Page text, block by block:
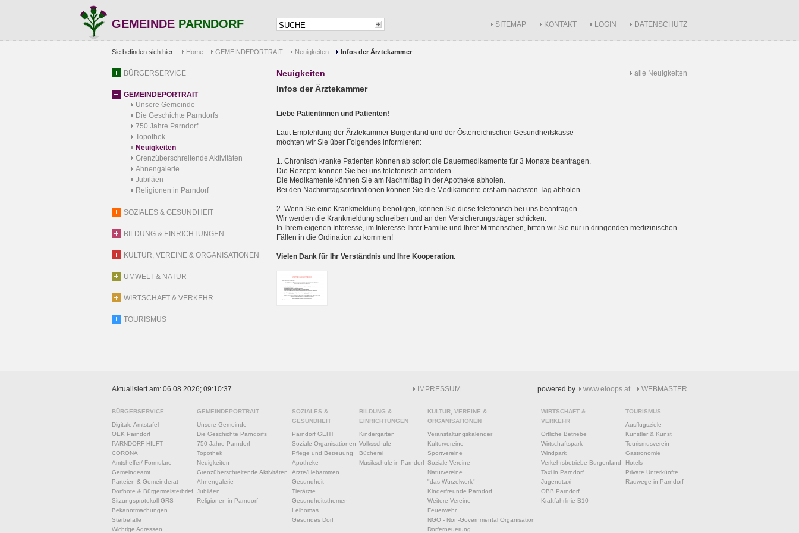
GEMEINDE PARNDORF SITEMAP KONTAKT LOGIN DATENSCHUTZ
Sie befinden sich hier: Home GEMEINDEPORTRAIT Neuigkeiten Infos der Ärztekammer
BÜRGERSERVICE
GEMEINDEPORTRAIT
Unsere Gemeinde
Die Geschichte Parndorfs
750 Jahre Parndorf
Topothek
Neuigkeiten
Grenzüberschreitende Aktivitäten
Ahnengalerie
Jubiläen
Religionen in Parndorf
SOZIALES & GESUNDHEIT
BILDUNG & EINRICHTUNGEN
KULTUR, VEREINE & ORGANISATIONEN
UMWELT & NATUR
WIRTSCHAFT & VERKEHR
TOURISMUS
alle Neuigkeiten
Neuigkeiten
Infos der Ärztekammer
Liebe Patientinnen und Patienten!
Laut Empfehlung der Ärztekammer Burgenland und der Österreichischen Gesundheitskasse
möchten wir Sie über Folgendes informieren:
1. Chronisch kranke Patienten können ab sofort die Dauermedikamente für 3 Monate beantragen.
Die Rezepte können Sie bei uns telefonisch anfordern.
Die Medikamente können Sie am Nachmittag in der Apotheke abholen.
Bei den Nachmittagsordinationen können Sie die Medikamente erst am nächsten Tag abholen.
2. Wenn Sie eine Krankmeldung benötigen, können Sie diese telefonisch bei uns beantragen.
Wir werden die Krankmeldung schreiben und an den Versicherungsträger schicken.
In Ihrem eigenen Interesse, im Interesse Ihrer Familie und Ihrer Mitmenschen, bitten wir Sie nur in dringenden medizinischen
Fällen in die Ordination zu kommen!
Vielen Dank für Ihr Verständnis und Ihre Kooperation.
Aktualisiert am: 06.08.2026; 09:10:37 IMPRESSUM powered by www.eloops.at WEBMASTER
BÜRGERSERVICE
Digitale Amtstafel
ÖEK Parndorf
PARNDORF HILFT
CORONA
Amtshelfer/ Formulare
Gemeindeamt
Parteien & Gemeinderat
Dorfbote & Bürgermeisterbrief
Sitzungsprotokoll GRS
Bekanntmachungen
Sterbefälle
Wichtige Adressen
GEMEINDEPORTRAIT
Unsere Gemeinde
Die Geschichte Parndorfs
750 Jahre Parndorf
Topothek
Neuigkeiten
Grenzüberschreitende Aktivitäten
Ahnengalerie
Jubiläen
Religionen in Parndorf
SOZIALES &
GESUNDHEIT
Parndorf GEHT
Soziale Organisationen
Pflege und Betreuung
Apotheke
Ärzte/Hebammen
Gesundheit
Tierärzte
Gesundheitsthemen
Leihomas
Gesundes Dorf
BILDUNG &
EINRICHTUNGEN
Kindergärten
Volksschule
Bücherei
Musikschule in Parndorf
KULTUR, VEREINE &
ORGANISATIONEN
Veranstaltungskalender
Kulturvereine
Sportvereine
Soziale Vereine
Naturvereine
"das Wurzelwerk"
Kinderfreunde Parndorf
Weitere Vereine
Feuerwehr
NGO - Non-Governmental Organisation
Dorferneuerung
WIRTSCHAFT &
VERKEHR
Örtliche Betriebe
Wirtschaftspark
Windpark
Verkehrsbetriebe Burgenland
Taxi in Parndorf
Jugendtaxi
ÖBB Parndorf
Kraftfahrlinie B10
TOURISMUS
Ausflugsziele
Künstler & Kunst
Tourismusverein
Gastronomie
Hotels
Private Unterkünfte
Radwege in Parndorf